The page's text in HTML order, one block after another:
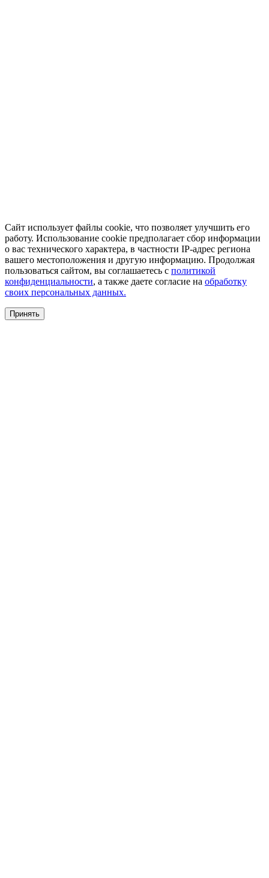
Сайт использует файлы cookie, что позволяет улучшить его
работу. Использование cookie предполагает сбор информации
о вас технического характера, в частности IP-адрес региона
вашего местоположения и другую информацию. Продолжая
пользоваться сайтом, вы соглашаетесь с политикой
конфиденциальности, а также даете согласие на обработку
своих персональных данных.
Принять